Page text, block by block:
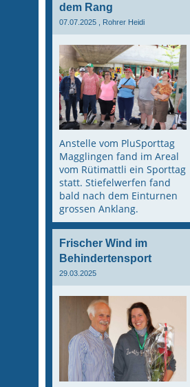
dem Rang
07.07.2025 , Rohrer Heidi
Anstelle vom PluSporttag
Magglingen fand im Areal
vom Rütimattli ein Sporttag
statt. Stiefelwerfen fand
bald nach dem Einturnen
grossen Anklang.
Frischer Wind im
Behindertensport
29.03.2025